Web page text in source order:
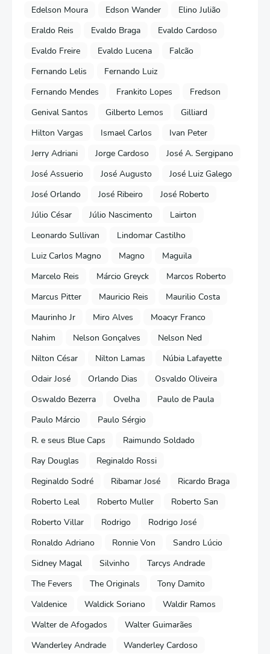
Edelson Moura
Edson Wander
Elino Julião
Eraldo Reis
Evaldo Braga
Evaldo Cardoso
Evaldo Freire
Evaldo Lucena
Falcão
Fernando Lelis
Fernando Luiz
Fernando Mendes
Frankito Lopes
Fredson
Genival Santos
Gilberto Lemos
Gilliard
Hilton Vargas
Ismael Carlos
Ivan Peter
Jerry Adriani
Jorge Cardoso
José A. Sergipano
José Assuerio
José Augusto
José Luiz Galego
José Orlando
José Ribeiro
José Roberto
Júlio César
Júlio Nascimento
Lairton
Leonardo Sullivan
Lindomar Castilho
Luiz Carlos Magno
Magno
Maguila
Marcelo Reis
Márcio Greyck
Marcos Roberto
Marcus Pitter
Mauricio Reis
Maurilio Costa
Maurinho Jr
Miro Alves
Moacyr Franco
Nahim
Nelson Gonçalves
Nelson Ned
Nilton César
Nilton Lamas
Núbia Lafayette
Odair José
Orlando Dias
Osvaldo Oliveira
Oswaldo Bezerra
Ovelha
Paulo de Paula
Paulo Márcio
Paulo Sérgio
R. e seus Blue Caps
Raimundo Soldado
Ray Douglas
Reginaldo Rossi
Reginaldo Sodré
Ribamar José
Ricardo Braga
Roberto Leal
Roberto Muller
Roberto San
Roberto Villar
Rodrigo
Rodrigo José
Ronaldo Adriano
Ronnie Von
Sandro Lúcio
Sidney Magal
Silvinho
Tarcys Andrade
The Fevers
The Originals
Tony Damito
Valdenice
Waldick Soriano
Waldir Ramos
Walter de Afogados
Walter Guimarães
Wanderley Andrade
Wanderley Cardoso